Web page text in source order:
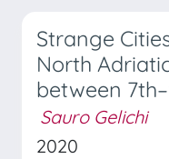
Strange
North
between
Sauro Gelichi
2020